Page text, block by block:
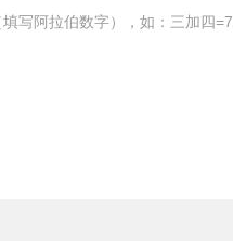
写阿拉伯数字），如：三加四=7